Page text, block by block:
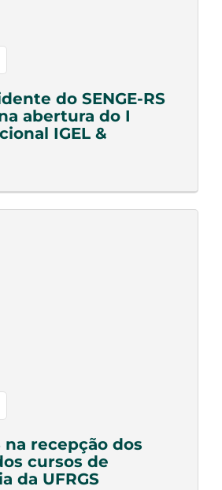
do SENGE-RS
abertura do I
IGEL &
na recepção dos
cursos de
da UFRGS